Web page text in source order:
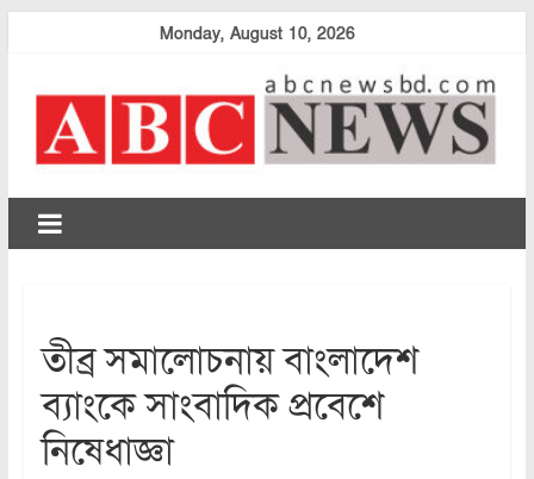
Monday, August 10, 2026
abcnewsbd
তীব্র সমালোচনায় বাংলাদেশ
ব্যাংকে সাংবাদিক প্রবেশে
নিষেধাজ্ঞা